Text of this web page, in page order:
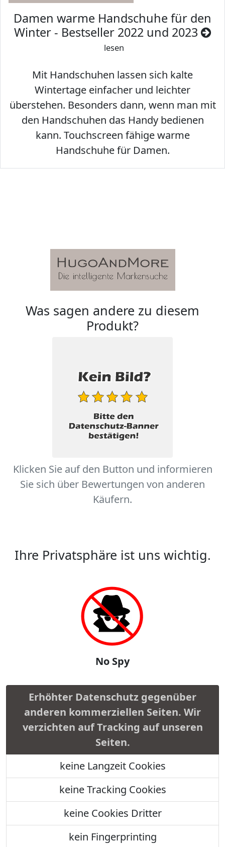
Damen warme Handschuhe für den
Winter - Bestseller 2022 und 2023
lesen
Mit Handschuhen lassen sich kalte
Wintertage einfacher und leichter
überstehen. Besonders dann, wenn man mit
den Handschuhen das Handy bedienen
kann. Touchscreen fähige warme
Handschuhe für Damen.
Was sagen andere zu diesem
Produkt?
Klicken Sie auf den Button und informieren
Sie sich über Bewertungen von anderen
Käufern.
Ihre Privatsphäre ist uns wichtig.
No Spy
Erhöhter Datenschutz gegenüber
anderen kommerziellen Seiten. Wir
verzichten auf Tracking auf unseren
Seiten.
keine Langzeit Cookies
keine Tracking Cookies
keine Cookies Dritter
kein Fingerprinting